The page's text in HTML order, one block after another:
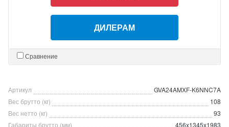
ДИЛЕРАМ
Сравнение
Артикул
GVA24AMXF-K6NNC7A
Вес брутто (кг)
108
Вес нетто (кг)
93
Габариты брутто (мм)
456x1345x1983